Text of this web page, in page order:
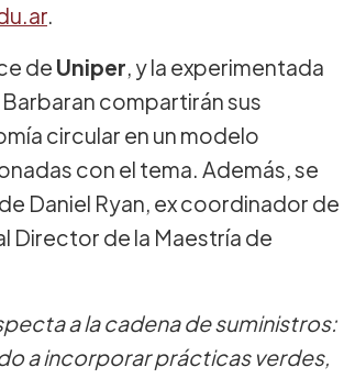
.
de Uniper, y la experimentada
compartirán sus
circular en un modelo
con el tema. Además, se
Daniel Ryan, ex coordinador de
Director de la Maestría de
a la cadena de suministros:
a incorporar prácticas verdes,